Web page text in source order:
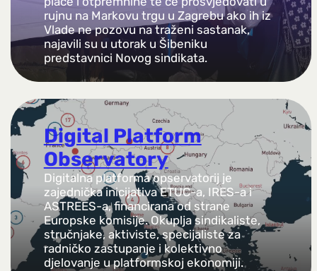
rujnu na Markovu trgu u Zagrebu ako ih iz
Vlade ne pozovu na traženi sastanak,
najavili su u utorak u Šibeniku
predstavnici Novog sindikata.
Digital Platform
Observatory
Digitalna platforma opservatorij je
zajednička inicijativa ETUC-a, IRES-a i
ASTREES-a, financirana od strane
Europske komisije. Okuplja sindikaliste,
stručnjake, aktiviste, specijaliste za
radničko zastupanje i kolektivno
djelovanje u platformskoj ekonomiji.